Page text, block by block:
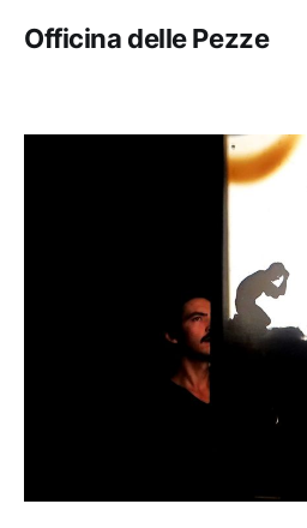
Officina delle Pezze